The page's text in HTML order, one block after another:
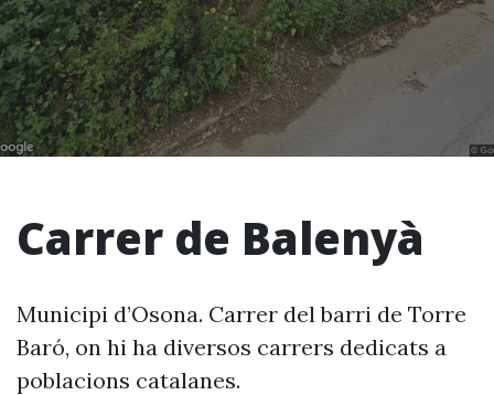
Carrer de Balenyà
Municipi d’Osona. Carrer del barri de Torre
Baró, on hi ha diversos carrers dedicats a
poblacions catalanes.